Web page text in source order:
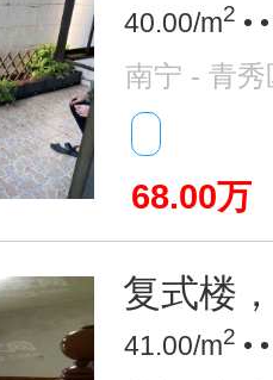
40.00/m2 •
南宁 - 青秀
68.00万
复式楼
41.00/m2 •